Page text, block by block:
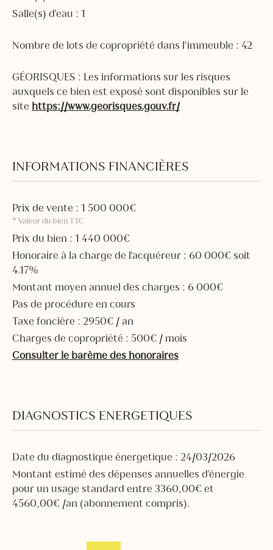
Salle(s) d'eau : 1
Nombre de lots de copropriété dans l’immeuble : 42
GÉORISQUES : Les informations sur les risques
auxquels ce bien est exposé sont disponibles sur le
site https://www.georisques.gouv.fr/
INFORMATIONS FINANCIÈRES
Prix de vente : 1 500 000€
* Valeur du bien TTC
Prix du bien : 1 440 000€
Honoraire à la charge de l'acquéreur : 60 000€ soit
4.17%
Montant moyen annuel des charges : 6 000€
Pas de procédure en cours
Taxe foncière : 2950€ / an
Charges de copropriété : 500€ / mois
Consulter le barème des honoraires
DIAGNOSTICS ENERGETIQUES
Date du diagnostique énergetique : 24/03/2026
Montant estimé des dépenses annuelles d'énergie
pour un usage standard entre 3360,00€ et
4560,00€ /an (abonnement compris).